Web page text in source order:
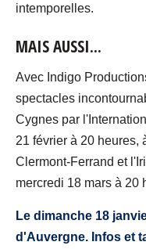
intemporelles.
MAIS AUSSI...
Avec Indigo
spectacles
Cygnes par
21 février à 20 heures,
Clermont-Ferrand et
mercredi 18 mars à 20
Le dimanche 18
d'Auvergne. Infos et